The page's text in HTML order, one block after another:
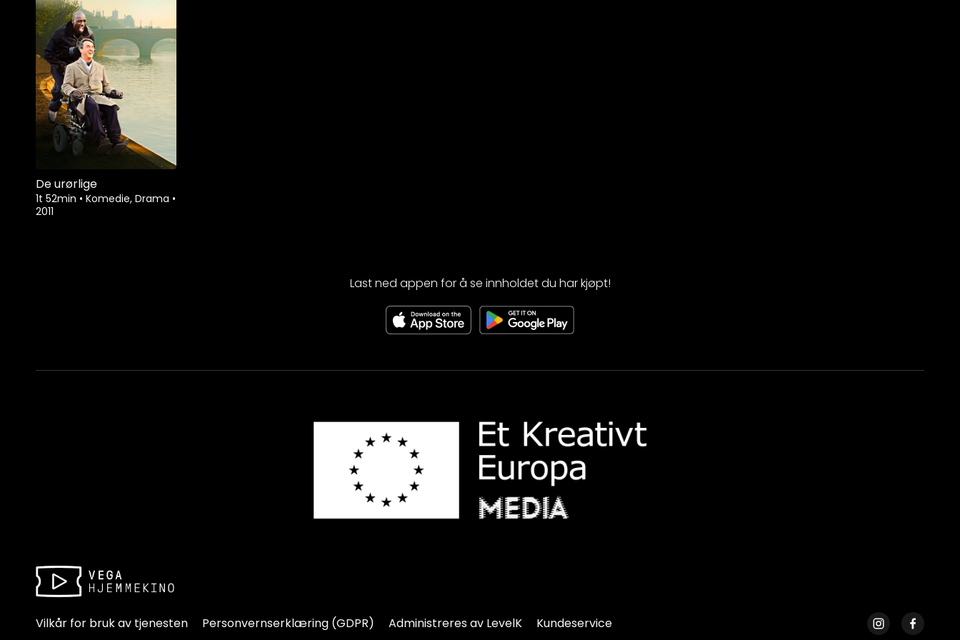
De urørlige
1t 52min • Komedie, Drama •
2011
Last ned appen for å se innholdet du har kjøpt!
Vilkår for bruk av tjenesten Personvernserklæring (GDPR) Administreres av LevelK Kundeservice